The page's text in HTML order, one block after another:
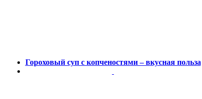
Гороховый суп с копченостями – вкусная польза